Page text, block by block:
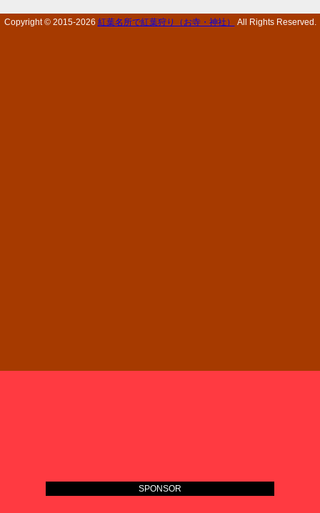
Copyright © 2015-2026 紅葉名所で紅葉狩り（お寺・神社） All Rights Reserved.
SPONSOR